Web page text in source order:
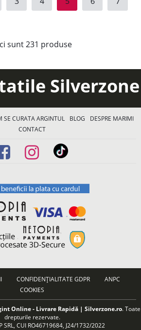
sunt231 produse
Silverzone
SE CURATA ARGINTUL BLOG
DESPRE MARIMI
CONTACT
CONFIDENȚIALITATE GDPR
ANPC
COOKIES
Online - Livrare Rapidă | Silverzone.ro. Toate
drepturile rezervate.
SRL, CUI RO46719684, J24/1732/2022